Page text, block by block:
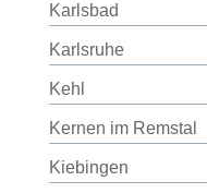
Karlsbad
Karlsruhe
Kehl
Kernen im Remstal
Kiebingen